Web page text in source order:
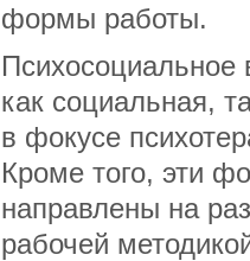
формы работы.
Психосоциальное
как социальная,
в фокусе
Кроме того, эти
направлены на
рабочей